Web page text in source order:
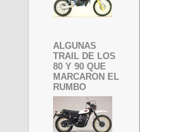
ALGUNAS
TRAIL DE LOS
80 Y 90 QUE
MARCARON EL
RUMBO